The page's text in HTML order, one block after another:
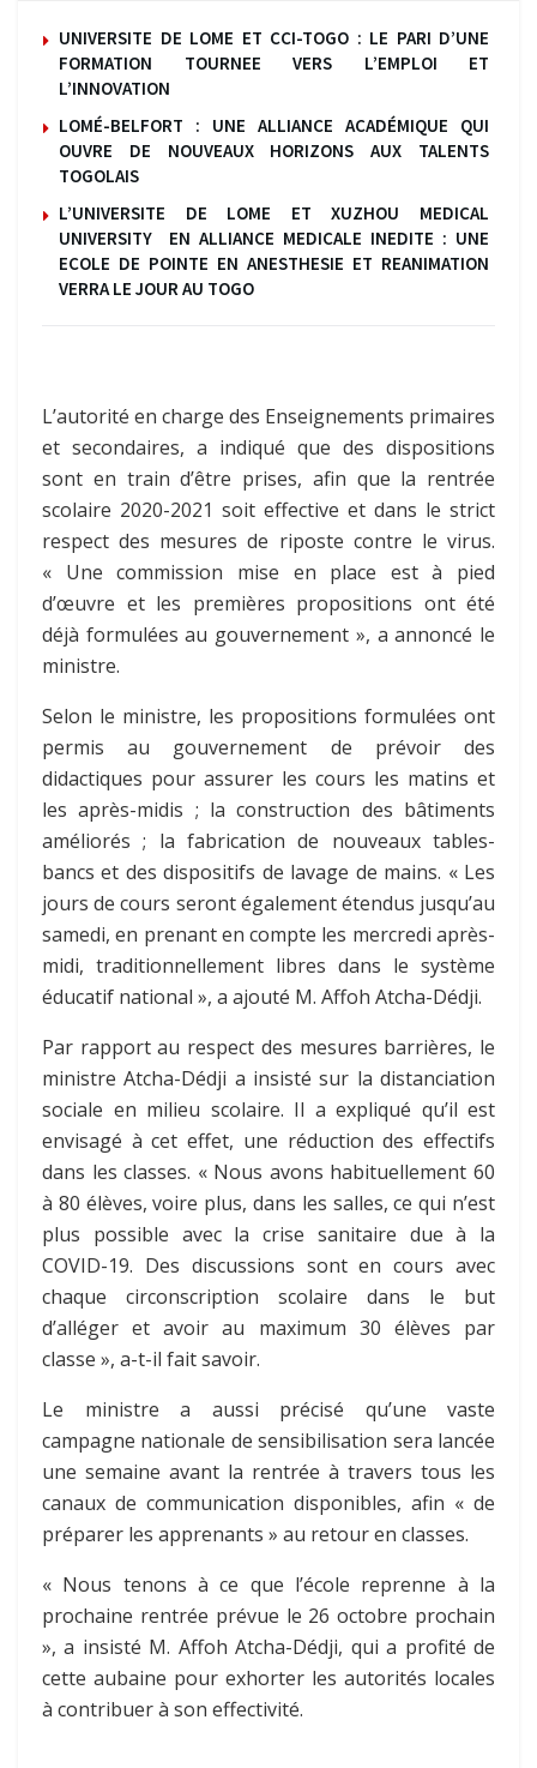
UNIVERSITE DE LOME ET CCI-TOGO : LE PARI D’UNE
FORMATION TOURNEE VERS L’EMPLOI ET
L’INNOVATION
LOMÉ-BELFORT : UNE ALLIANCE ACADÉMIQUE QUI
OUVRE DE NOUVEAUX HORIZONS AUX TALENTS
TOGOLAIS
L’UNIVERSITE DE LOME ET XUZHOU MEDICAL
UNIVERSITY EN ALLIANCE MEDICALE INEDITE : UNE
ECOLE DE POINTE EN ANESTHESIE ET REANIMATION
VERRA LE JOUR AU TOGO
L’autorité en charge des Enseignements primaires
et secondaires, a indiqué que des dispositions
sont en train d’être prises, afin que la rentrée
scolaire 2020-2021 soit effective et dans le strict
respect des mesures de riposte contre le virus.
« Une commission mise en place est à pied
d’œuvre et les premières propositions ont été
déjà formulées au gouvernement », a annoncé le
ministre.
Selon le ministre, les propositions formulées ont
permis au gouvernement de prévoir des
didactiques pour assurer les cours les matins et
les après-midis ; la construction des bâtiments
améliorés ; la fabrication de nouveaux tables-
bancs et des dispositifs de lavage de mains. « Les
jours de cours seront également étendus jusqu’au
samedi, en prenant en compte les mercredi après-
midi, traditionnellement libres dans le système
éducatif national », a ajouté M. Affoh Atcha-Dédji.
Par rapport au respect des mesures barrières, le
ministre Atcha-Dédji a insisté sur la distanciation
sociale en milieu scolaire. Il a expliqué qu’il est
envisagé à cet effet, une réduction des effectifs
dans les classes. « Nous avons habituellement 60
à 80 élèves, voire plus, dans les salles, ce qui n’est
plus possible avec la crise sanitaire due à la
COVID-19. Des discussions sont en cours avec
chaque circonscription scolaire dans le but
d’alléger et avoir au maximum 30 élèves par
classe », a-t-il fait savoir.
Le ministre a aussi précisé qu’une vaste
campagne nationale de sensibilisation sera lancée
une semaine avant la rentrée à travers tous les
canaux de communication disponibles, afin « de
préparer les apprenants » au retour en classes.
« Nous tenons à ce que l’école reprenne à la
prochaine rentrée prévue le 26 octobre prochain
», a insisté M. Affoh Atcha-Dédji, qui a profité de
cette aubaine pour exhorter les autorités locales
à contribuer à son effectivité.